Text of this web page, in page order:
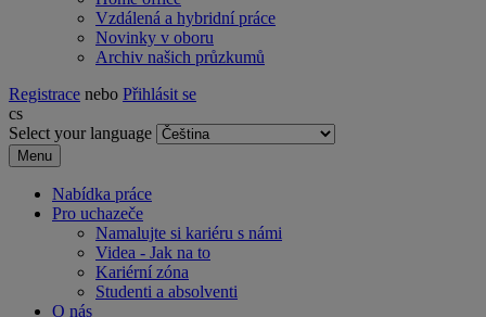
Vzdálená a hybridní práce
Novinky v oboru
Archiv našich průzkumů
Registrace nebo Přihlásit se
cs
Select your language
Menu
Nabídka práce
Pro uchazeče
Namalujte si kariéru s námi
Videa - Jak na to
Kariérní zóna
Studenti a absolventi
O nás